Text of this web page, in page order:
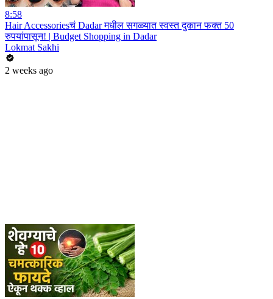
8:58
Hair Accessoriesचं Dadar मधील सगळ्यात स्वस्त दुकान फक्त 50
रुपयांपासून! | Budget Shopping in Dadar
Lokmat Sakhi
2 weeks ago